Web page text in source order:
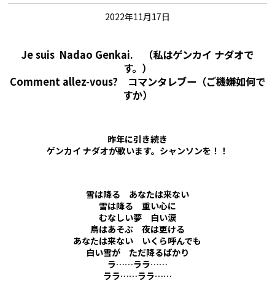
2022年11月17日
Je suis Nadao Genkai. （私はゲンカイ ナダオで
す。）
Comment allez-vous? コマンタレブー（ご機嫌如何で
すか）
昨年に引き続き
ゲンカイ ナダオが歌います。シャンソンを！！
雪は降る あなたは来ない
雪は降る 重い心に
むなしい夢 白い涙
鳥はあそぶ 夜は更ける
あなたは来ない いくら呼んでも
白い雪が ただ降るばかり
ラ……ララ……
ララ……ララ……